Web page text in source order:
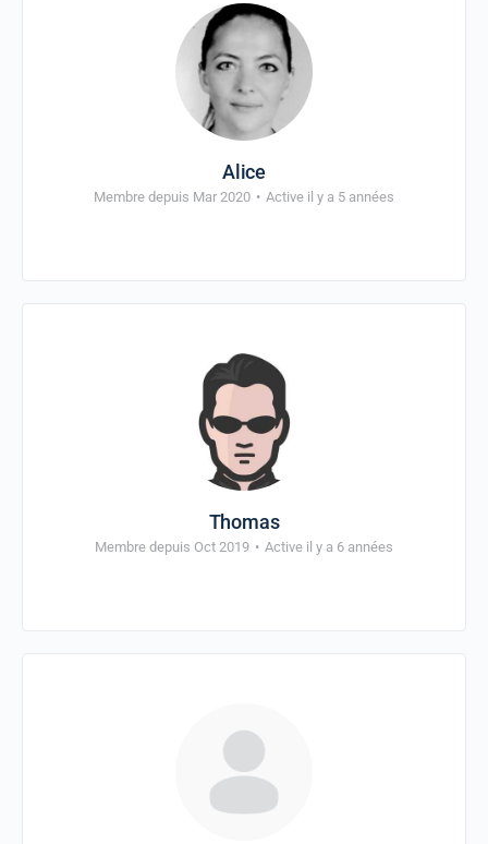
Alice
Membre depuis Mar 2020 • Active il y a 5 années
Thomas
Membre depuis Oct 2019 • Active il y a 6 années